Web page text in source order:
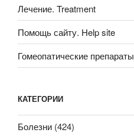
Лечение. Treatment
Помощь сайту. Help site
Гомеопатические препараты
КАТЕГОРИИ
Болезни (424)